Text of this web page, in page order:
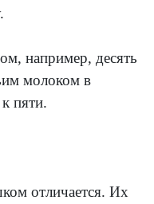
например, десять
молоком в
пяти.
отличается. Их